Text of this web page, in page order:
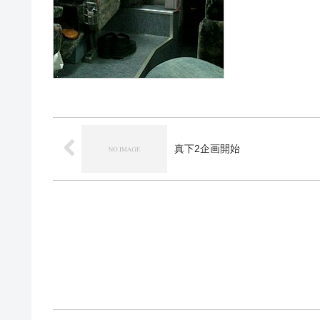
真下2企画開始